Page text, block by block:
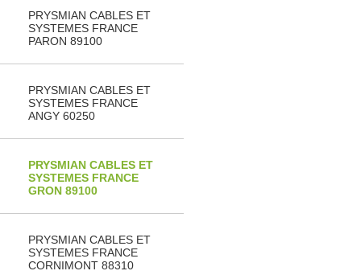
PRYSMIAN CABLES ET
SYSTEMES FRANCE
PARON 89100
PRYSMIAN CABLES ET
SYSTEMES FRANCE
ANGY 60250
PRYSMIAN CABLES ET
SYSTEMES FRANCE
GRON 89100
PRYSMIAN CABLES ET
SYSTEMES FRANCE
CORNIMONT 88310